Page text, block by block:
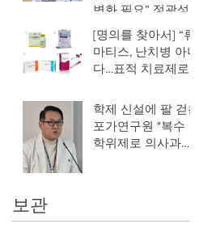
변화 필요” 정광성
기자 입력
2025.04.22 12:41
[명의를 찾아서] “류
마티스, 난치병 아니
다…표적 치료제로
서울성모병원 류마
티스내과 교수“면역
세포 폭주가 원인…
관절염이 대표적사
료제로 이제 관리 가
학제 신설에 팔 걷는
포가연구원 "복수
학위제로 의사과학
보관